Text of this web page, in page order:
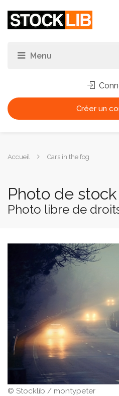
Créer un
Vous
Accueil Cars in the fog
Photo de
Photo libre de
© Stocklib / montypeter